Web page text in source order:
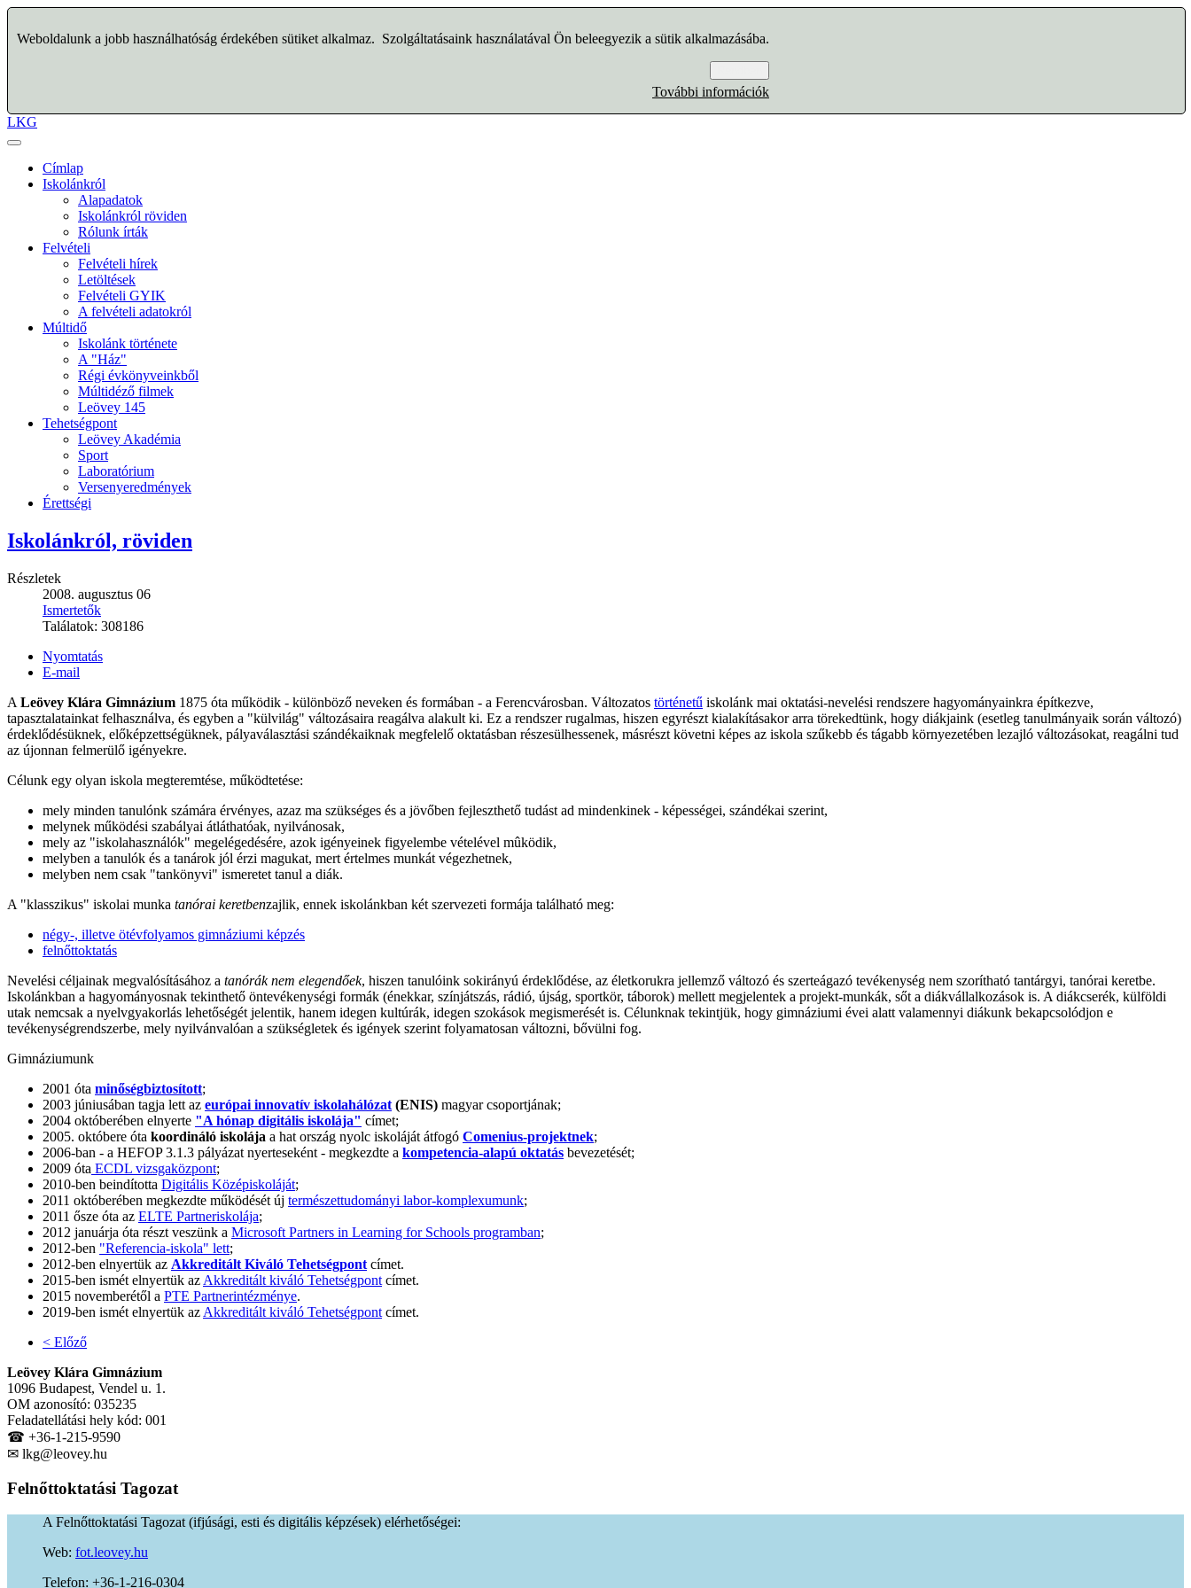
Weboldalunk a jobb használhatóság érdekében sütiket alkalmaz. Szolgáltatásaink használatával Ön beleegyezik a sütik alkalmazásába.
További információk
LKG
Címlap
Iskolánkról
Alapadatok
Iskolánkról röviden
Rólunk írták
Felvételi
Felvételi hírek
Letöltések
Felvételi GYIK
A felvételi adatokról
Múltidő
Iskolánk története
A "Ház"
Régi évkönyveinkből
Múltidéző filmek
Leövey 145
Tehetségpont
Leövey Akadémia
Sport
Laboratórium
Versenyeredmények
Érettségi
Iskolánkról, röviden
Részletek
2008. augusztus 06
Ismertetők
Találatok: 308186
Nyomtatás
E-mail
A Leövey Klára Gimnázium 1875 óta működik - különböző neveken és formában - a Ferencvárosban. Változatos történetű iskolánk mai oktatási-nevelési rendszere hagyományainkra építkezve,
tapasztalatainkat felhasználva, és egyben a "külvilág" változásaira reagálva alakult ki. Ez a rendszer rugalmas, hiszen egyrészt kialakításakor arra törekedtünk, hogy diákjaink (esetleg tanulmányaik során változó)
érdeklődésüknek, előképzettségüknek, pályaválasztási szándékaiknak megfelelő oktatásban részesülhessenek, másrészt követni képes az iskola szűkebb és tágabb környezetében lezajló változásokat, reagálni tud
az újonnan felmerülő igényekre.
Célunk egy olyan iskola megteremtése, működtetése:
mely minden tanulónk számára érvényes, azaz ma szükséges és a jövőben fejleszthető tudást ad mindenkinek - képességei, szándékai szerint,
melynek működési szabályai átláthatóak, nyilvánosak,
mely az "iskolahasználók" megelégedésére, azok igényeinek figyelembe vételével mûködik,
melyben a tanulók és a tanárok jól érzi magukat, mert értelmes munkát végezhetnek,
melyben nem csak "tankönyvi" ismeretet tanul a diák.
A "klasszikus" iskolai munka tanórai keretbenzajlik, ennek iskolánkban két szervezeti formája található meg:
négy-, illetve ötévfolyamos gimnáziumi képzés
felnőttoktatás
Nevelési céljainak megvalósításához a tanórák nem elegendőek, hiszen tanulóink sokirányú érdeklődése, az életkorukra jellemző változó és szerteágazó tevékenység nem szorítható tantárgyi, tanórai keretbe.
Iskolánkban a hagyományosnak tekinthető öntevékenységi formák (énekkar, színjátszás, rádió, újság, sportkör, táborok) mellett megjelentek a projekt-munkák, sőt a diákvállalkozások is. A diákcserék, külföldi
utak nemcsak a nyelvgyakorlás lehetőségét jelentik, hanem idegen kultúrák, idegen szokások megismerését is. Célunknak tekintjük, hogy gimnáziumi évei alatt valamennyi diákunk bekapcsolódjon e
tevékenységrendszerbe, mely nyilvánvalóan a szükségletek és igények szerint folyamatosan változni, bővülni fog.
Gimnáziumunk
2001 óta minőségbiztosított;
2003 júniusában tagja lett az európai innovatív iskolahálózat (ENIS) magyar csoportjának;
2004 októberében elnyerte "A hónap digitális iskolája" címet;
2005. októbere óta koordináló iskolája a hat ország nyolc iskoláját átfogó Comenius-projektnek;
2006-ban - a HEFOP 3.1.3 pályázat nyerteseként - megkezdte a kompetencia-alapú oktatás bevezetését;
2009 óta ECDL vizsgaközpont;
2010-ben beindította Digitális Középiskoláját;
2011 októberében megkezdte működését új természettudományi labor-komplexumunk;
2011 ősze óta az ELTE Partneriskolája;
2012 januárja óta részt veszünk a Microsoft Partners in Learning for Schools programban;
2012-ben "Referencia-iskola" lett;
2012-ben elnyertük az Akkreditált Kiváló Tehetségpont címet.
2015-ben ismét elnyertük az Akkreditált kiváló Tehetségpont címet.
2015 novemberétől a PTE Partnerintézménye.
2019-ben ismét elnyertük az Akkreditált kiváló Tehetségpont címet.
< Előző
Leövey Klára Gimnázium
1096 Budapest, Vendel u. 1.
OM azonosító: 035235
Feladatellátási hely kód: 001
☎ +36-1-215-9590
✉ lkg@leovey.hu
Felnőttoktatási Tagozat
A Felnőttoktatási Tagozat (ifjúsági, esti és digitális képzések) elérhetőségei:
Web: fot.leovey.hu
Telefon: +36-1-216-0304